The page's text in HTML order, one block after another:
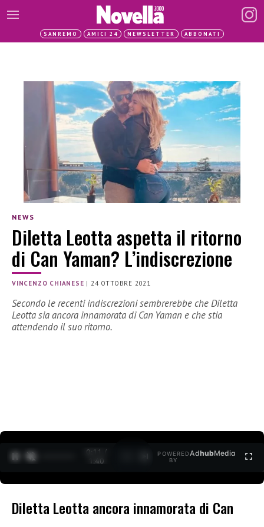
SANREMO AMICI 24 NEWSLETTER ABBONATI
NEWS
Diletta Leotta aspetta il ritorno
di Can Yaman? L’indiscrezione
VINCENZO CHIANESE |24 OTTOBRE 2021
Secondo le recenti indiscrezioni sembrerebbe che Diletta
Leotta sia ancora innamorata di Can Yaman e che stia
attendendo il suo ritorno.
0:11 /
1:40
POWERED
BY
AdhubMedia
Diletta Leotta ancora innamorata di Can